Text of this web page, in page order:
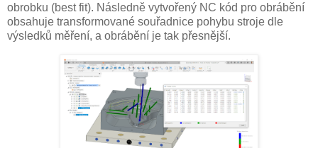
obrobku (best fit). Následně vytvořený NC kód pro obrábění
obsahuje transformované souřadnice pohybu stroje dle
výsledků měření, a obrábění je tak přesnější.